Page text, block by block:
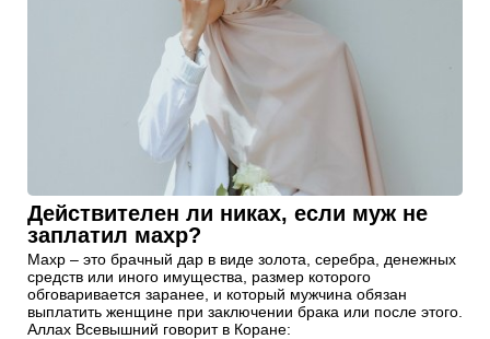
Действителен ли никах, если муж не
заплатил махр?
Махр – это брачный дар в виде золота, серебра, денежных
средств или иного имущества, размер которого
обговаривается заранее, и который мужчина обязан
выплатить женщине при заключении брака или после этого.
Аллах Всевышний говорит в Коране: